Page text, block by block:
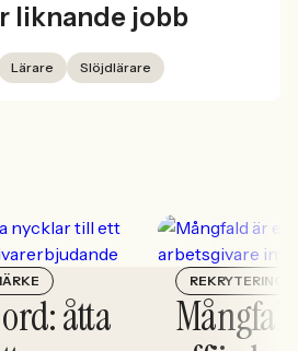
liknande jobb
Lärare Slöjdlärare
åtta
REKRYTERING